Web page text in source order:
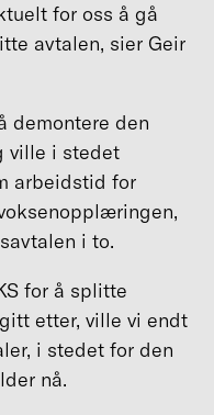
for oss å gå
avtalen, sier Geir
demontere den
ville i stedet
arbeidstid for
i to.
for å splitte
etter, ville vi endt
i stedet for den
nå.